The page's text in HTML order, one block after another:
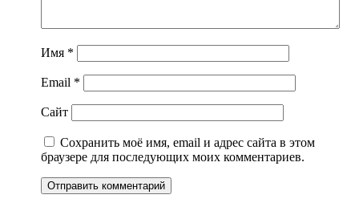
Имя *
Email *
Сайт
Сохранить моё имя, email и адрес сайта в этом
браузере для последующих моих комментариев.